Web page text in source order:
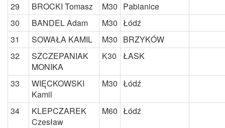
29
BROCKI Tomasz M30 Pabianice
30
BANDEL Adam M30 Łódź
31
SOWAŁA KAMIL M30 BRZYKÓW
32
SZCZEPANIAK
MONIKA
K30 ŁASK
33
WIĘCKOWSKI
Kamil
M30 Łódź
34
KLEPCZAREK
Czesław
M60 Łódź